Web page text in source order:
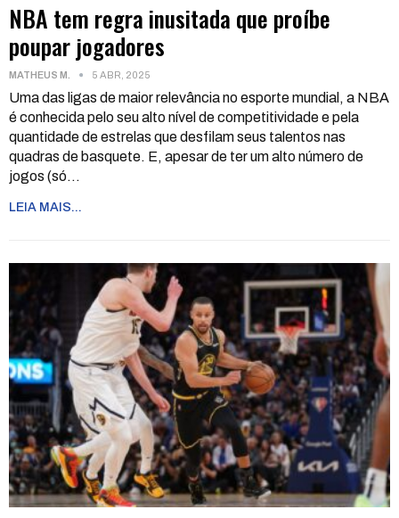
NBA tem regra inusitada que proíbe
poupar jogadores
MATHEUS M. 5 ABR, 2025
Uma das ligas de maior relevância no esporte mundial, a NBA
é conhecida pelo seu alto nível de competitividade e pela
quantidade de estrelas que desfilam seus talentos nas
quadras de basquete. E, apesar de ter um alto número de
jogos (só…
LEIA MAIS...